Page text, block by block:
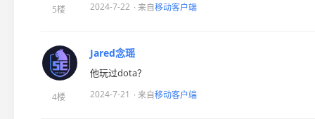
5楼 2024-7-22 · 来自移动客户端
4楼
Jared念瑶
他玩过dota？
2024-7-21 · 来自移动客户端